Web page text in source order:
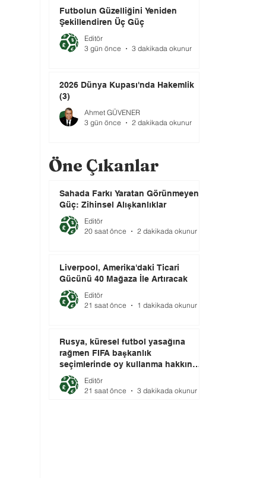
Futbolun Güzelliğini Yeniden
Şekillendiren Üç Güç
Editör
3 gün önce
3 dakikada okunur
2026 Dünya Kupası'nda Hakemlik
(3)
Ahmet GÜVENER
3 gün önce
2 dakikada okunur
Öne Çıkanlar
Sahada Farkı Yaratan Görünmeyen
Güç: Zihinsel Alışkanlıklar
Editör
20 saat önce
2 dakikada okunur
Liverpool, Amerika'daki Ticari
Gücünü 40 Mağaza İle Artıracak
Editör
21 saat önce
1 dakikada okunur
Rusya, küresel futbol yasağına
rağmen FIFA başkanlık
seçimlerinde oy kullanma hakkını
elinde tutuyor.
Editör
21 saat önce
3 dakikada okunur